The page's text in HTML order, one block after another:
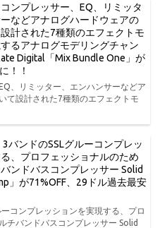
コンプレッサー、EQ、リミッタ
などアナログハードウェアの
計された7種類のエフェクトモ
るアナログモデリングチャン
Digital「Mix Bundle One」が
！！
、リミッター、エンハンサーなどア
て設計された7種類のエフェクトモ
3バンドのSSLグルーコンプレッ
、プロフェッショナルのため
ンドバスコンプレッサー Solid
」が71%OFF、29ドル過去最安
ーコンプレッションを実現する、プロ
チバンドバスコンプレッサー Solid